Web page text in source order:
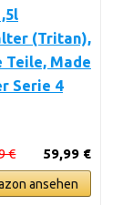
(Tritan),
Teile, Made
Serie 4
59,99 €
€
ansehen